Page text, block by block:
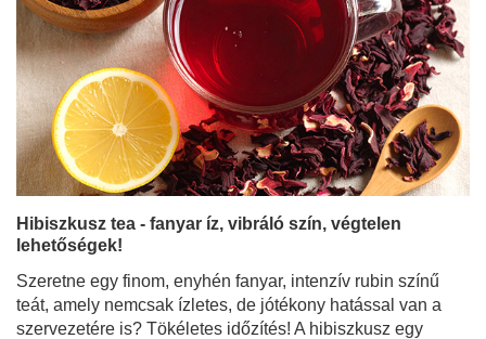
Hibiszkusz tea - fanyar íz, vibráló szín, végtelen
lehetőségek!
Szeretne egy finom, enyhén fanyar, intenzív rubin színű
teát, amely nemcsak ízletes, de jótékony hatással van a
szervezetére is? Tökéletes időzítés! A hibiszkusz egy